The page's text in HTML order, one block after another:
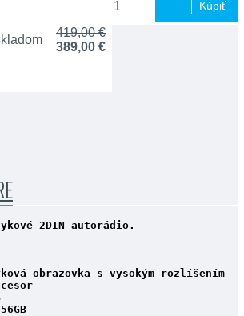
419,00 €
389,00 €
Kúpiť
2DIN autorádio.
obrazovka s vysokým rozlíšením